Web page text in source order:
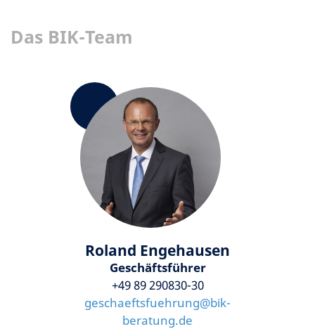
Das BIK-Team
Roland Engehausen
Geschäftsführer
+49 89 290830-30
geschaeftsfuehrung@bik-
beratung.de